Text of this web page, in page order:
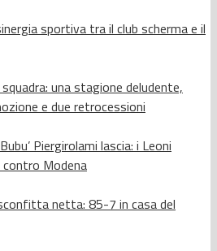
sportiva tra il club scherma e il
una stagione deludente,
e due retrocessioni
Piergirolami lascia: i Leoni
Modena
netta: 85-7 in casa del